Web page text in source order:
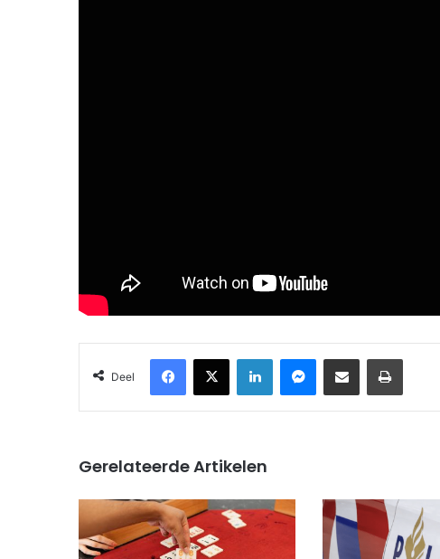
Deel
Facebook
X LinkedInMessenger
Deel via Email Print
Gerelateerde Artikelen